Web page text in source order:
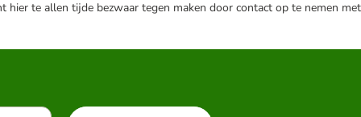
te allen tijde bezwaar tegen maken door contact op te nemen met